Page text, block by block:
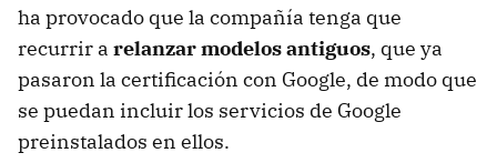
ha provocado que la compañía tenga que
recurrir a relanzar modelos antiguos, que ya
pasaron la certificación con Google, de modo que
se puedan incluir los servicios de Google
preinstalados en ellos.